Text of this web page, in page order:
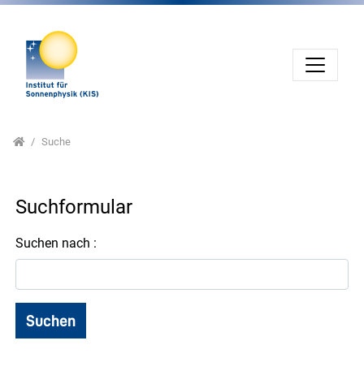
Direkt zur Hauptnavigation springen
Direkt zum Inhalt springen
HomeSuche
Suchformular
Suchen nach :